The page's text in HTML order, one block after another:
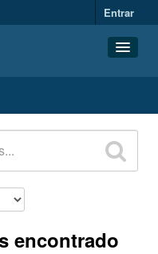
Entrar
encontrado